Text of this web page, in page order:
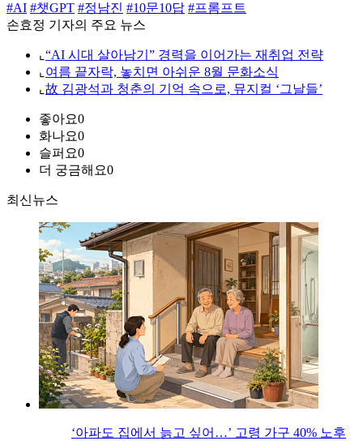
#AI #챗GPT #정남진 #10문10답 #프롬프트
손효정 기자의 주요 뉴스
⌞ “AI 시대 살아남기” 경력을 이어가는 재취업 전략
⌞ 여름 끝자락, 놓치면 아쉬운 8월 문화소식
⌞ 故 김광석과 청춘의 기억 속으로, 뮤지컬 ‘그날들’
좋아요0
화나요0
슬퍼요0
더 궁금해요0
최신뉴스
‘아파도 집에서 늙고 싶어…’ 고령 가구 40% 노후